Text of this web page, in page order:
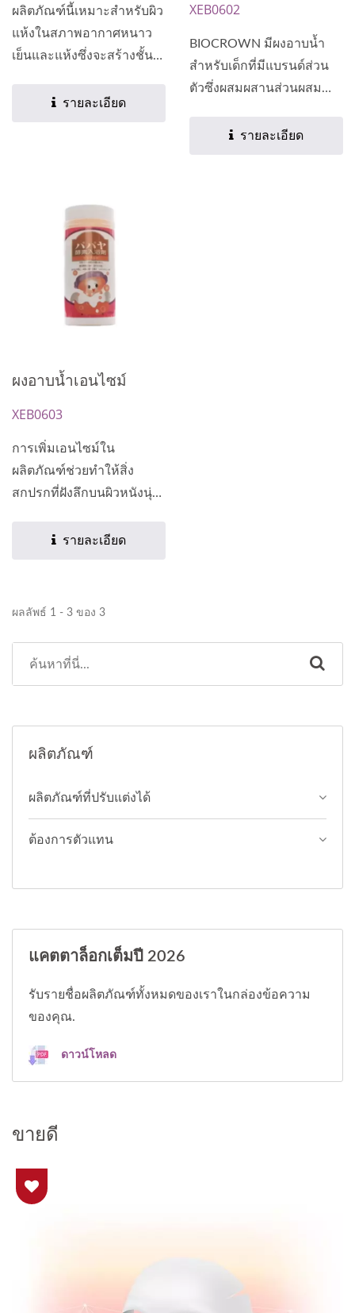
ผลิตภัณฑ์นี้เหมาะสำหรับผิว
แห้งในสภาพอากาศหนาว
เย็นและแห้งซึ่งจะสร้างชั้น
รายละเอียด
XEB0602
BIOCROWN มีผงอาบน้ำ
สำหรับเด็กที่มีแบรนด์ส่วน
ตัวซึ่งผสมผสานส่วนผสม
ชุ่มชื้น...
รายละเอียด
ผงอาบน้ำเอนไซม์
XEB0603
การเพิ่มเอนไซม์ใน
ผลิตภัณฑ์ช่วยทำให้สิ่ง
สกปรกที่ฝังลึกบนผิวหนังนุ่ม
รายละเอียด
ผลลัพธ์ 1 - 3 ของ 3
ผลิตภัณฑ์
ผลิตภัณฑ์ที่ปรับแต่งได้
ต้องการตัวแทน
แคตตาล็อกเต็มปี 2026
รับรายชื่อผลิตภัณฑ์ทั้งหมดของเราในกล่องข้อความ
ของคุณ.
ดาวน์โหลด
ขายดี